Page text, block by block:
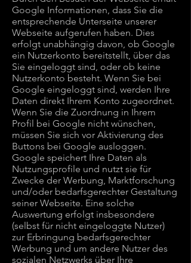
Google Informationen, dass Sie die
entsprechende Unterseite unserer
Webseite aufgerufen haben. Dies
erfolgt unabhängig davon, ob Google
ein Nutzerkonto bereitstellt, über das
Sie eingeloggt sind, oder ob keine
Nutzerkonto besteht. Wenn Sie bei
Google eingeloggt sind, werden Ihre
Daten direkt Ihrem Konto zugeordnet.
Wenn Sie die Zuordnung in Ihrem
Profil bei Google nicht wünschen,
müssen Sie sich vor Aktivierung des
Buttons bei Google ausloggen.
Google speichert Ihre Daten als
Nutzungsprofile und nutzt sie für
Zwecke der Werbung, Marktforschung
und/oder bedarfsgerechter Gestaltung
seiner Webseite. Eine solche
Auswertung erfolgt insbesondere
(selbst für nicht eingeloggte Nutzer)
zur Erbringung bedarfsgerechter
Werbung und um andere Nutzer des
sozialen Netzwerks über Ihre